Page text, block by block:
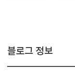
블로그 정보